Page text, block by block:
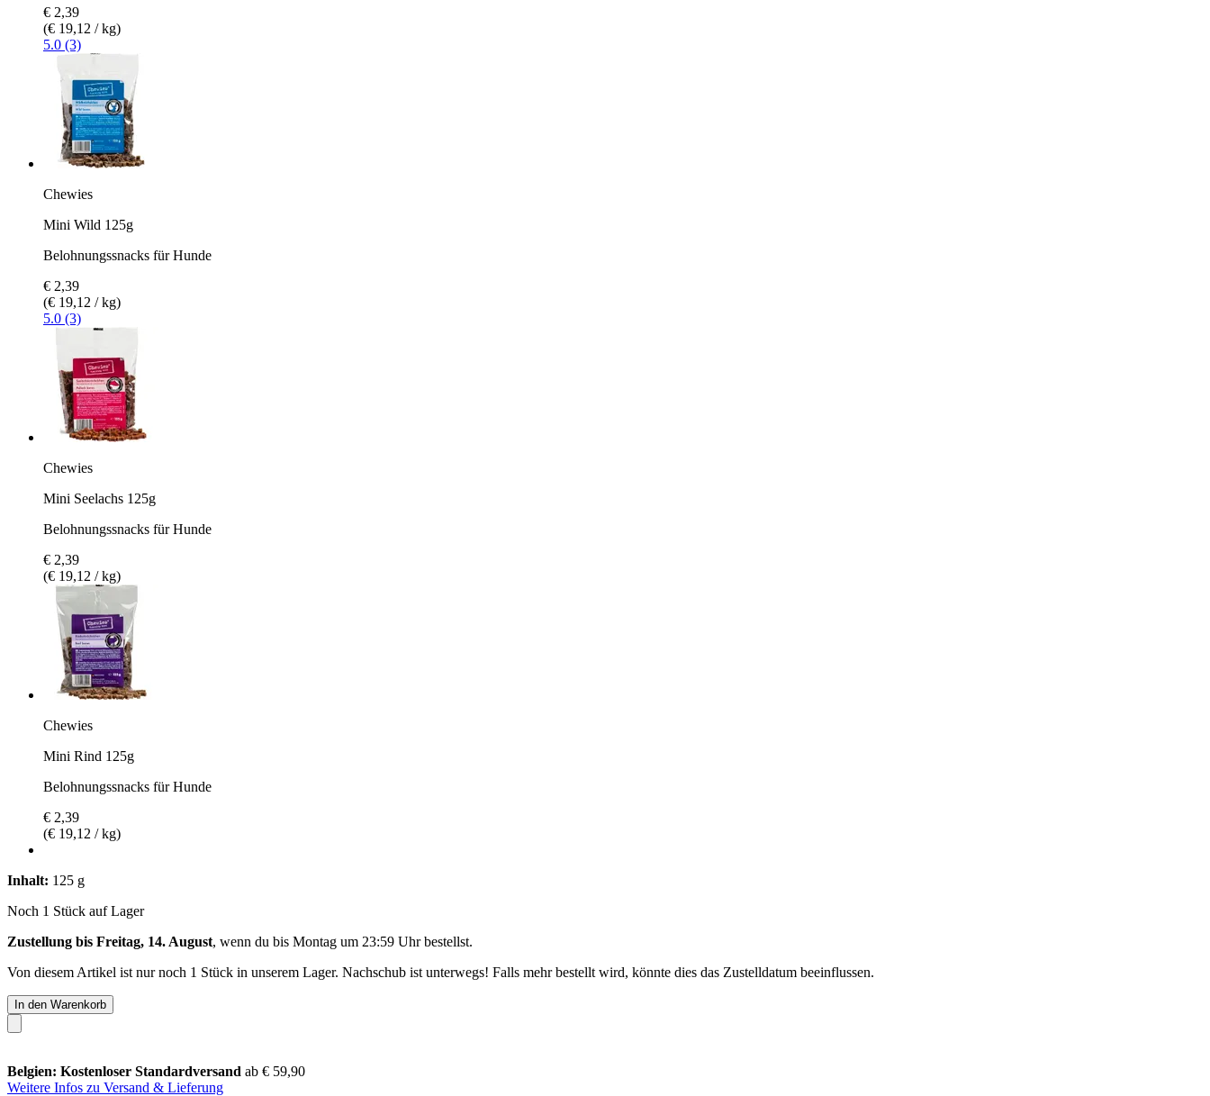
€ 2,39
(€ 19,12 / kg)
5.0 (3)
Chewies
Mini Wild 125g
Belohnungssnacks für Hunde
€ 2,39
(€ 19,12 / kg)
5.0 (3)
Chewies
Mini Seelachs 125g
Belohnungssnacks für Hunde
€ 2,39
(€ 19,12 / kg)
Chewies
Mini Rind 125g
Belohnungssnacks für Hunde
€ 2,39
(€ 19,12 / kg)
Inhalt: 125 g
Noch 1 Stück auf Lager
Zustellung bis Freitag, 14. August, wenn du bis Montag um 23:59 Uhrbestellst.
Von diesem Artikel ist nur noch 1 Stück in unserem Lager. Nachschub ist unterwegs! Falls mehr bestellt wird, könnte dies das Zustelldatum beeinflussen.
In den Warenkorb
Belgien: Kostenloser Standardversand ab € 59,90
Weitere Infos zu Versand & Lieferung